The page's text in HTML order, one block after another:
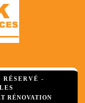
RÉSERVÉ -
RÉNOVATION